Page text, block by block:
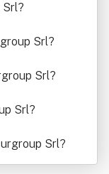
Srl?
Srl?
Srl?
Srl?
Srl?